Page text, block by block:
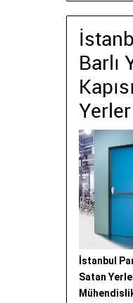
Barlı
Yerler
İstanbul
Satan